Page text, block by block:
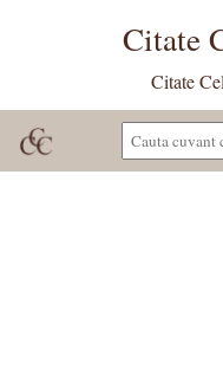
Citate
Citate